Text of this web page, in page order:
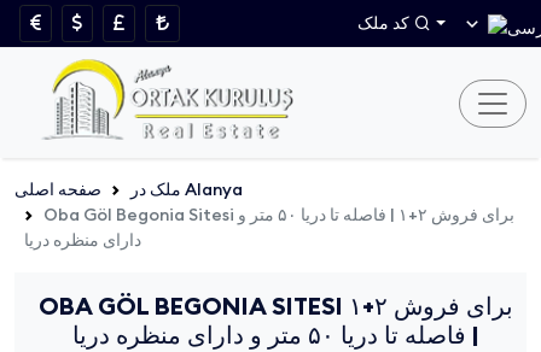
کد ملک
صفحه اصلی
ملک در Alanya
Oba Göl Begonia Sitesi برای فروش ۲+۱ | فاصله تا دریا ۵۰ متر و
دارای منظره دریا
OBA GÖL BEGONIA SITESI برای فروش ۲+۱
| فاصله تا دریا ۵۰ متر و دارای منظره دریا